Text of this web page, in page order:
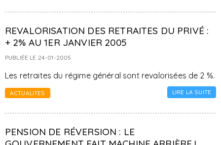
REVALORISATION DES RETRAITES DU PRIVÉ :
+ 2% AU 1ER JANVIER 2005
PUBLIÉE LE 24-01-2005
Les retraites du régime général sont revalorisées de 2 %.
ACTUALITES LIRE LA SUITE
PENSION DE RÉVERSION : LE